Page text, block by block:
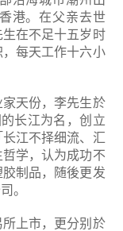
港。在父亲去世
在不足十五岁时
每天工作十六小
天份，李先生於
长江为名，创立
江不择细流、汇
学，认为成功不
制品，随後更发
。
上市，更分别於